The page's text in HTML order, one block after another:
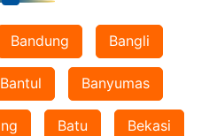
Bandung Bangli
Bantul Banyumas
Batu Bekasi